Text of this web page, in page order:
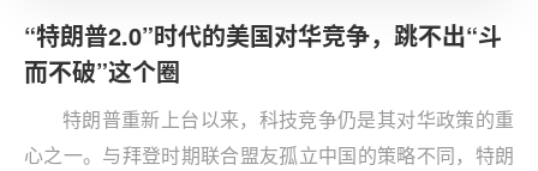
“特朗普2.0”时代的美国对华竞争，跳不出“斗
而不破”这个圈
特朗普重新上台以来，科技竞争仍是其对华政策的重
心之一。与拜登时期联合盟友孤立中国的策略不同，特朗